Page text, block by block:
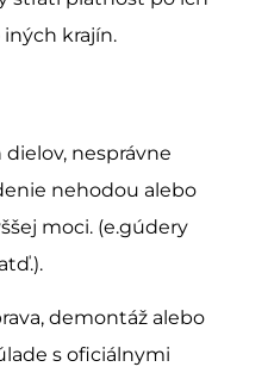
krajín.
nesprávne
nehodou alebo
moci. (e.gúdery
demontáž alebo
s oficiálnymi